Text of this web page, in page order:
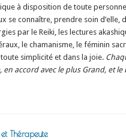
à disposition de toute
se connaître, prendre soin d’elle,
par le Reiki, les lectures
le chamanisme, le féminin
simplicité et dans la joie.
accord avec le plus Grand, et le
Thérapeute